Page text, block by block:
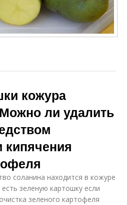
кожура
ли удалить
соланина находится в кожуре
зеленую картошку если
зеленого картофеля